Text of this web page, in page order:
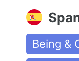
Being &